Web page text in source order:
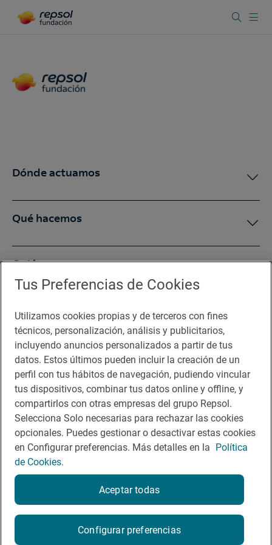
Dónde actuamos
Qué hacemos
Quiénes somos
Sala de prensa
Te puede interesar
Aviso legal
Contacto
Normas participación en RRSS
Política de privacidad
Tus Preferencias de Cookies
Utilizamos cookies propias y de terceros con fines
técnicos, personalización, análisis y publicitarios,
incluyendo anuncios personalizados a partir de tus
datos. Estos últimos pueden incluir la creación de un
perfil con tus hábitos de navegación, pudiendo vincular
tus dispositivos, combinar tus datos online y offline, y
compartirlos con otras empresas del grupo Repsol.
Selecciona Solo necesarias para rechazar las cookies
opcionales. Puedes gestionar o desactivar estas cookies
en Configurar preferencias. Más detalles en la Política
de Cookies.
Configurar preferencias
Aceptar todas